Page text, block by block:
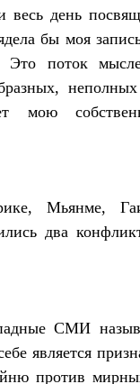
весь день
бы моя
Это поток
мою
Мьянме,
два
СМИ
является
против